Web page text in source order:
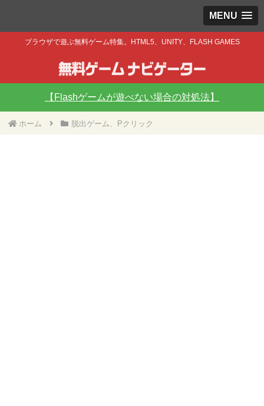
MENU
ブラウザで遊ぶ無料ゲーム特集。HTML5、UNITY、FLASH GAMES
【Flashゲームが遊べない場合の対処法】
ホーム 脱出ゲーム、Pクリック